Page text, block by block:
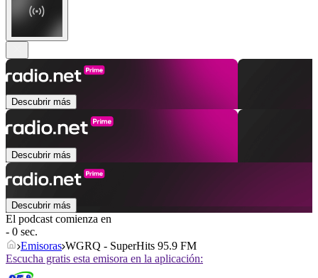
Descubrir más
Descubrir más
Descubrir más
El podcast comienza en
- 0 sec.
Emisoras WGRQ - SuperHits 95.9 FM
Escucha gratis esta emisora en la aplicación: